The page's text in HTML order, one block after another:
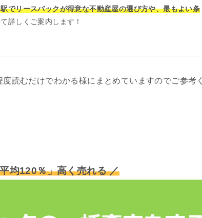
でリースバックが得意な不動産屋の選び方や、最もよい条
詳しくご案内します！
読むだけでわかる様にまとめていますのでご参考く
均120％」高く売れる ／